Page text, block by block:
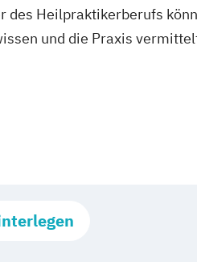
Heilpraktikerberufs
und die Praxis